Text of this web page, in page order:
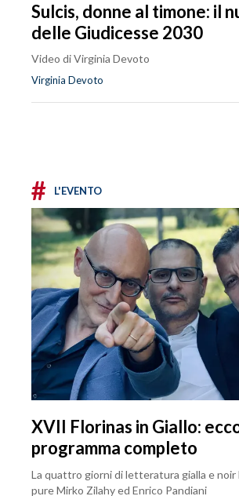
Sulcis, donne al timone: il
delle Giudicesse 2030
Video di Virginia Devoto
Virginia Devoto
# L'EVENTO
XVII Florinas in Giallo:
programma completo
La quattro giorni di letteratura gialla e noir
pure Mirko Zilahy ed Enrico Pandiani